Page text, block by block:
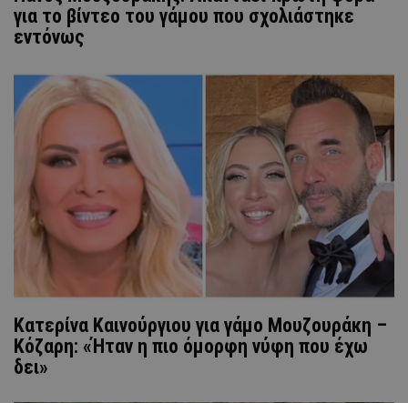
για το βίντεο του γάμου που σχολιάστηκε
εντόνως
Κατερίνα Καινούργιου για γάμο Μουζουράκη –
Κόζαρη: «Ήταν η πιο όμορφη νύφη που έχω
δει»